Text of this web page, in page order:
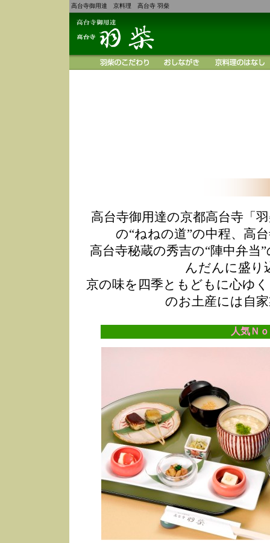
高台寺御用達 京料理 高台寺 羽柴
高台寺御用達の京都高台寺「
の“ねねの道”の中程、高
高台寺秘蔵の秀吉の“陣中弁
んだんに盛り
京の味を四季ともどもに心ゆ
のお土産には自
人気Ｎ